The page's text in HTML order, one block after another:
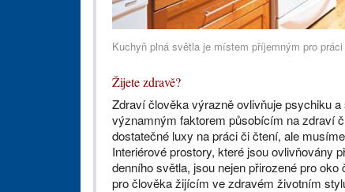
Kuchyň plná světla je místem příjemným pro práci
Žijete zdravě?
Zdraví člověka výrazně ovlivňuje psychiku
významným faktorem působícím na zdraví
dostatečné luxy na práci či čtení, ale
Interiérové prostory, které jsou ovlivňovány
denního světla, jsou nejen přirozené pro
pro člověka žijícím ve zdravém životním